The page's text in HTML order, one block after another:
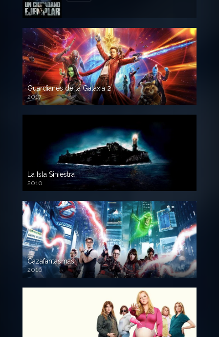
Guardianes de la Galaxia 2
2017
720p HD
La Isla Siniestra
2010
720p HD
Cazafantasmas
2016
720p HD